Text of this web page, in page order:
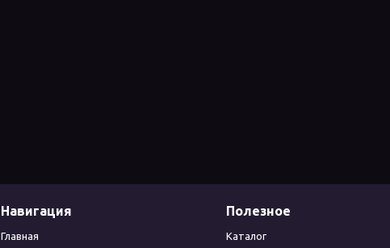
Навигация
Главная
Полезное
Каталог